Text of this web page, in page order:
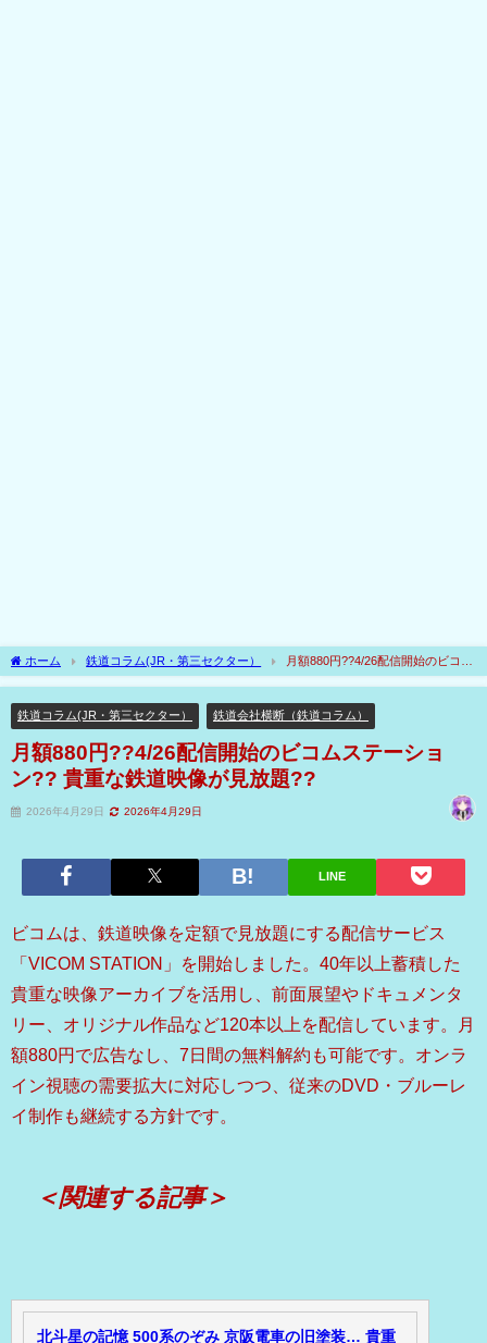
ホーム 鉄道コラム(JR・第三セクター）
月額880円??4/26配信開始のビコム
ステーション?? 貴重な鉄道映像が見放題??
鉄道コラム(JR・第三セクター） 鉄道会社横断（鉄道コラム）
月額880円??4/26配信開始のビコムステーショ
ン?? 貴重な鉄道映像が見放題??
2026年4月29日 2026年4月29日
LINE
ビコムは、鉄道映像を定額で見放題にする配信サービス
「VICOM STATION」を開始しました。40年以上蓄積した
貴重な映像アーカイブを活用し、前面展望やドキュメンタ
リー、オリジナル作品など120本以上を配信しています。月
額880円で広告なし、7日間の無料解約も可能です。オンラ
イン視聴の需要拡大に対応しつつ、従来のDVD・ブルーレ
イ制作も継続する方針です。
＜関連する記事＞
北斗星の記憶 500系のぞみ 京阪電車の旧塗装… 貴重